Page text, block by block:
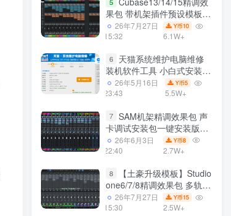
果包 带机架插件预设模板
声卡调试好效果工程文件
26年7月27日
15:32
Y币10
6.1W+
6
天猫系统维护电脑维修
装机软件工具 小白式安装
完全一键安装系统 电脑系统
装机软件 一键重装系统
26年5月16日
23:43
Y币5
5.5W+
7 SAM机架精调效果包 声
卡调试安装包一键安装版模
板 带插件预设效果文件
26年6月3日
22:40
Y币8
2.7W+
8
【土豪升级模板】Studio
one6/7/8精调效果包 多轨道
效果模式可选 声卡调试好预
设模板 带插件全套文件
26年7月27日
15:30
Y币15
2.5W+